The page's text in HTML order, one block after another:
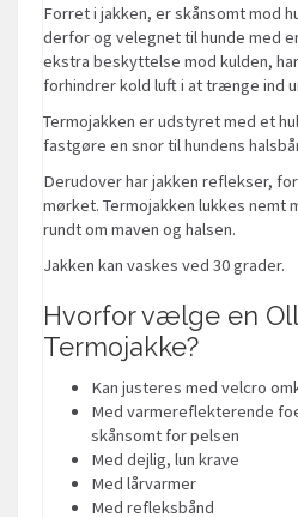
Forret i jakken, er skånsomt mod
derfor og velegnet til hunde med
ekstra beskyttelse mod kulden,
forhindrer kold luft i at trænge ind
Termojakken er udstyret med et
fastgøre en snor til hundens
Derudover har jakken reflekser,
mørket. Termojakken lukkes nemt
rundt om maven og halsen.
Jakken kan vaskes ved 30 grader.
Hvorfor vælge en
Termojakke?
Kan justeres med velcro
Med varmereflekterende
skånsomt for pelsen
Med dejlig, lun krave
Med lårvarmer
Med refleksbånd